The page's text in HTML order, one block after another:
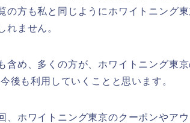
の方も私と同じようにホワイトニング
れません。
含め、多くの方が、ホワイトニング東
後も利用していくことと思います。
、ホワイトニング東京のクーポンやア